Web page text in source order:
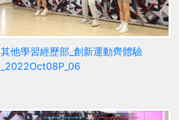
其他學習經歷部_創新運動齊體驗
_2022Oct08P_06